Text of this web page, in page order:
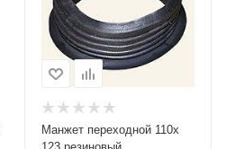
Манжет переходной 110х